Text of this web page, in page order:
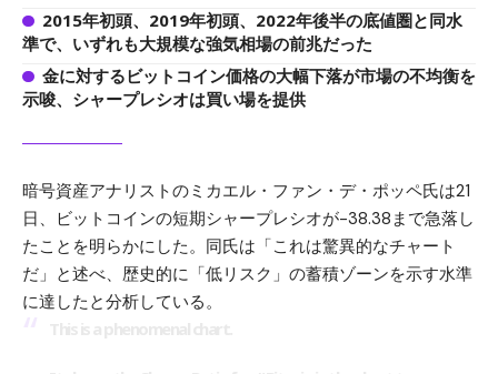
2015年初頭、2019年初頭、2022年後半の底値圏と同水
準で、いずれも大規模な強気相場の前兆だった
金に対するビットコイン価格の大幅下落が市場の不均衡を
示唆、シャープレシオは買い場を提供
暗号資産アナリストのミカエル・ファン・デ・ポッペ氏は21
日、ビットコインの短期シャープレシオが-38.38まで急落し
たことを明らかにした。同氏は「これは驚異的なチャート
だ」と述べ、歴史的に「低リスク」の蓄積ゾーンを示す水準
に達したと分析している。